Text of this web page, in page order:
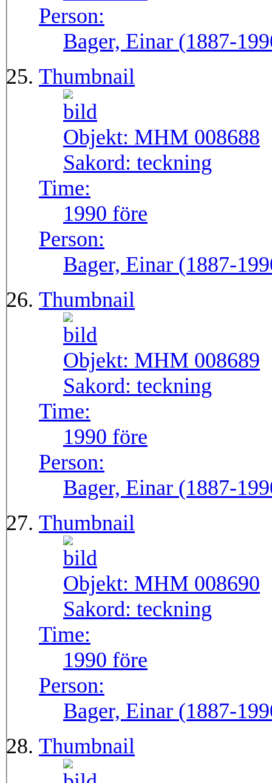
Person:
Bager, Einar (1887-
Thumbnail
Objekt: MHM 008688
Sakord: teckning
Time:
1990 före
Person:
Bager, Einar (1887-
Thumbnail
Objekt: MHM 008689
Sakord: teckning
Time:
1990 före
Person:
Bager, Einar (1887-
Thumbnail
Objekt: MHM 008690
Sakord: teckning
Time:
1990 före
Person:
Bager, Einar (1887-
Thumbnail